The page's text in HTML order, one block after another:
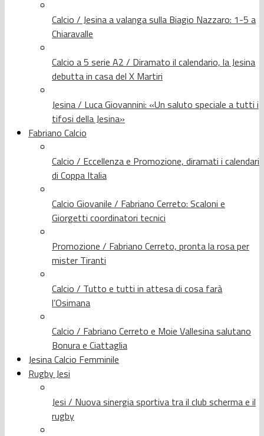
Calcio / Jesina a valanga sulla Biagio Nazzaro: 1-5 a
Chiaravalle
Calcio a 5 serie A2 / Diramato il calendario, la Jesina
debutta in casa del X Martiri
Jesina / Luca Giovannini: «Un saluto speciale a tutti i
tifosi della Jesina»
Fabriano Calcio
Calcio / Eccellenza e Promozione, diramati i calendari
di Coppa Italia
Calcio Giovanile / Fabriano Cerreto: Scaloni e
Giorgetti coordinatori tecnici
Promozione / Fabriano Cerreto, pronta la rosa per
mister Tiranti
Calcio / Tutto e tutti in attesa di cosa farà
l’Osimana
Calcio / Fabriano Cerreto e Moie Vallesina salutano
Bonura e Ciattaglia
Jesina Calcio Femminile
Rugby Jesi
Jesi / Nuova sinergia sportiva tra il club scherma e il
rugby